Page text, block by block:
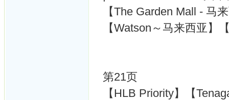
【The Garden Mall - 马
【Watson～马来西亚】
第21页
【HLB Priority】【